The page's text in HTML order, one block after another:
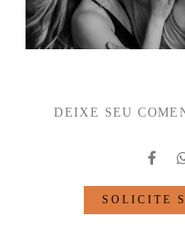
DEIXE SEU
SOLICITE